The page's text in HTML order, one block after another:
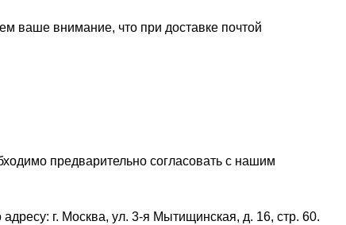
ваше внимание, что при доставке почтой
предварительно согласовать с нашим
г. Москва, ул. 3-я Мытищинская, д. 16, стр. 60.